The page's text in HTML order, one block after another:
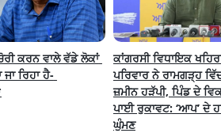
ਕਰਨ ਵਾਲੇ ਵੱਡੇ ਲੋਕਾਂ
ਰਿਹਾ ਹੈ-
ਕਾਂਗਰਸੀ ਵਿਧਾਇਕ
ਪਰਿਵਾਰ ਨੇ ਰਾਮਗੜ੍ਹ
ਜ਼ਮੀਨ ਹੜੱਪੀ, ਪਿੰਡ ਦੇ
ਪਾਈ ਰੁਕਾਵਟ: ‘ਆਪ’ ਦੇ
ਘੁੰਮਣ